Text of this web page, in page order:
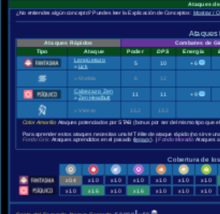
Ataques
¿No entiendes algún concepto? Puedes leer la Explicación de Conceptos: Mostrar /
Ataques
Ataques Rápidos
Combates de
Tipo
Ataque Poder DPS Energía
Lengüetazo
»Lick 5 10 +6
» Niebla 6
12
Cabezazo Zen
»Zen Headbutt 11 11 +9
» Viento 13.2 13.2
Color Amarillo: Ataques potenciados por STAB (bonus por ser del mismo tipo que
Para aprender estos ataques necesitas una MT élite de ataque rápido (no sirve
Fondo Gris:Ataques aprendidos en el pasado (legacy). |Fondo Morado:Ataques
Cobertura de
x0.4 x1.0 x1.0 x1.0 x1.0 x1.0
x1.0
x1.0
x1.6 x1.0 x1.6 x1.0 x1.0 x1.0